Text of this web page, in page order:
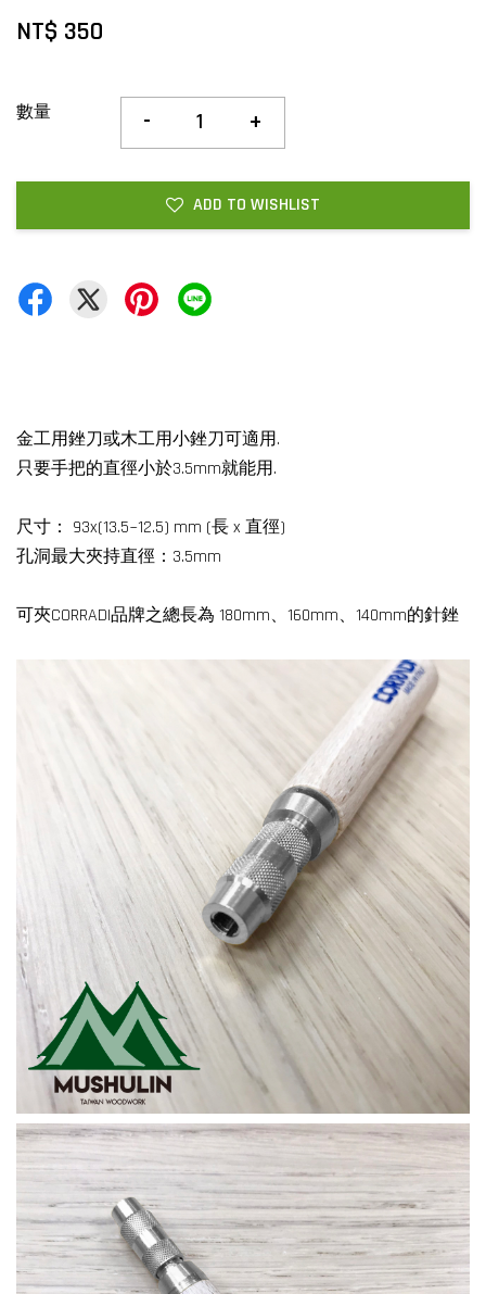
NT$ 350
數量 - +
ADD TO WISHLIST
金工用銼刀或木工用小銼刀可適用.
只要手把的直徑小於3.5mm就能用.
尺寸： 93x(13.5~12.5) mm (長 x 直徑)
孔洞最大夾持直徑：3.5mm
可夾CORRADI品牌之總長為 180mm、160mm、140mm的針銼